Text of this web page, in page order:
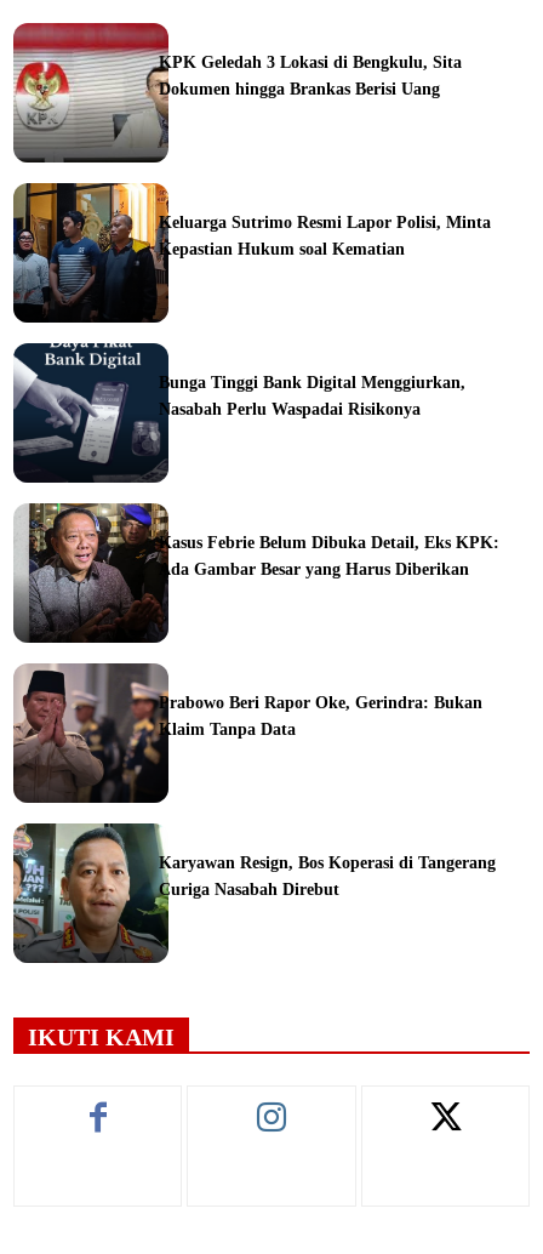
KPK Geledah 3 Lokasi di Bengkulu, Sita
Dokumen hingga Brankas Berisi Uang
Keluarga Sutrimo Resmi Lapor Polisi, Minta
Kepastian Hukum soal Kematian
Bunga Tinggi Bank Digital Menggiurkan,
Nasabah Perlu Waspadai Risikonya
Kasus Febrie Belum Dibuka Detail, Eks KPK:
Ada Gambar Besar yang Harus Diberikan
Prabowo Beri Rapor Oke, Gerindra: Bukan
Klaim Tanpa Data
Karyawan Resign, Bos Koperasi di Tangerang
Curiga Nasabah Direbut
IKUTI KAMI